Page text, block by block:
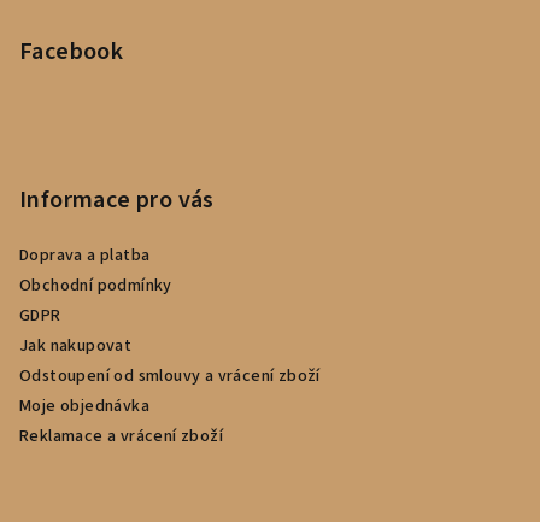
Facebook
Informace pro vás
Doprava a platba
Obchodní podmínky
GDPR
Jak nakupovat
Odstoupení od smlouvy a vrácení zboží
Moje objednávka
Reklamace a vrácení zboží